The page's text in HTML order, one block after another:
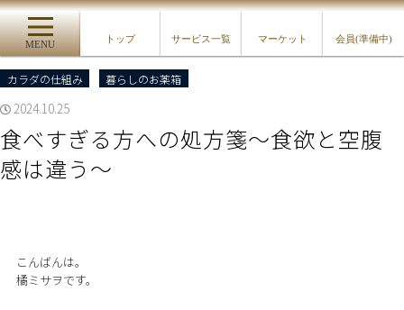
MENU
トップ サービス一覧 マーケット 会員(準備中)
カラダの仕組み 暮らしのお薬箱
2024.10.25
食べすぎる方への処方箋〜食欲と空腹
感は違う〜
こんばんは。
橘ミサヲです。